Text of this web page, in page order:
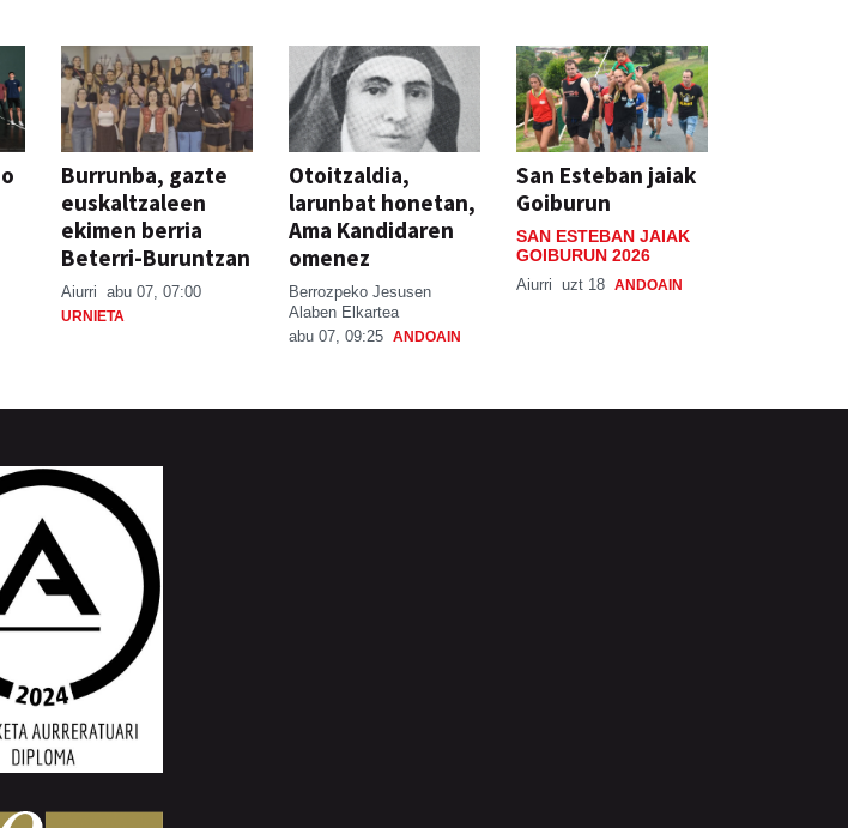
Burrunba, gazte
euskaltzaleen
ekimen berria
Beterri-Buruntzan
Aiurri abu 07, 07:00
URNIETA
Otoitzaldia,
larunbat honetan,
Ama Kandidaren
omenez
Berrozpeko Jesusen
Alaben Elkartea
abu 07, 09:25 ANDOAIN
San Esteban jaiak
Goiburun
SAN ESTEBAN JAIAK
GOIBURUN 2026
Aiurri uzt 18 ANDOAIN